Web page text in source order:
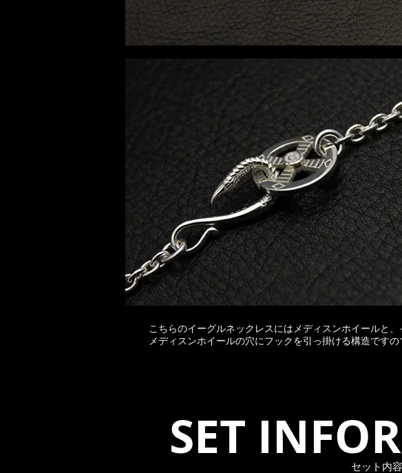
こちらのイーグルネックレスにはメディスンホイールと
メディスンホイールの穴にフックを引っ掛ける構造です
SET ​セット内容